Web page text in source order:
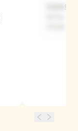
동물들도